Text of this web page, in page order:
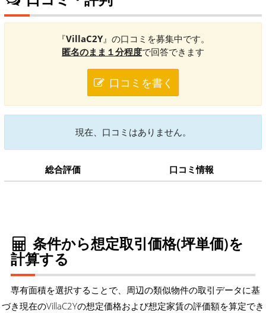
『VillaC2Y』の口コミを募集中です。
匿名のまま１分程度で回答できます
口コミを書く
現在、口コミはありません。
総合評価 口コミ情報
条件から想定取引価格(坪単価)を
計算する
専有面積を選択することで、周辺の類似物件の取引データに基
づき現在のVillaC2Yの想定価格および想定家賃の評価額を算定でき